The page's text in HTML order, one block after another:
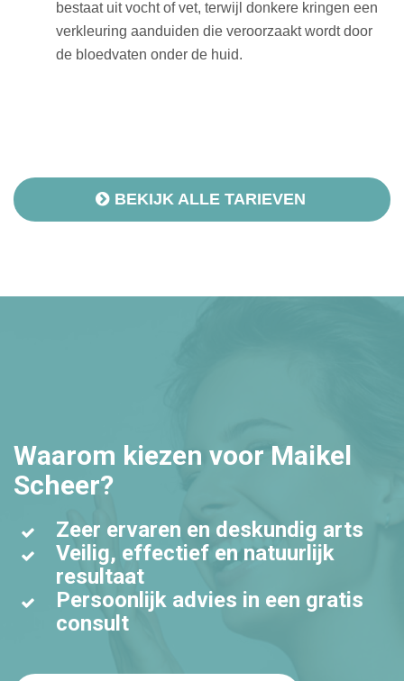
bestaat uit vocht of vet, terwijl donkere kringen een
verkleuring aanduiden die veroorzaakt wordt door
de bloedvaten onder de huid.
BEKIJK ALLE TARIEVEN
Waarom kiezen voor Maikel
Scheer?
Zeer ervaren en deskundig arts
Veilig, effectief en natuurlijk
resultaat
Persoonlijk advies in een gratis
consult